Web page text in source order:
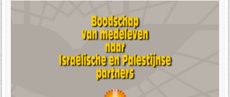
Open brief over de asielwetten
18 mei classicale werkdag